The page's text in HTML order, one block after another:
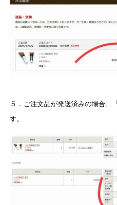
５．ご注文品が発送済みの場合、「
す。